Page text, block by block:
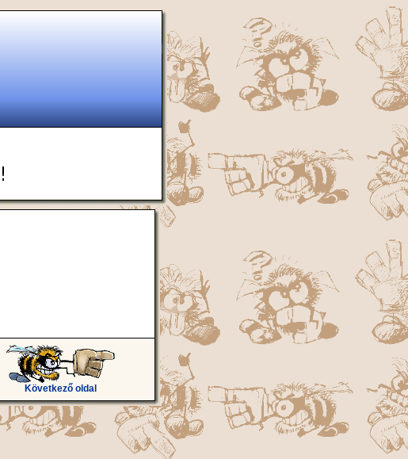
Következő oldal